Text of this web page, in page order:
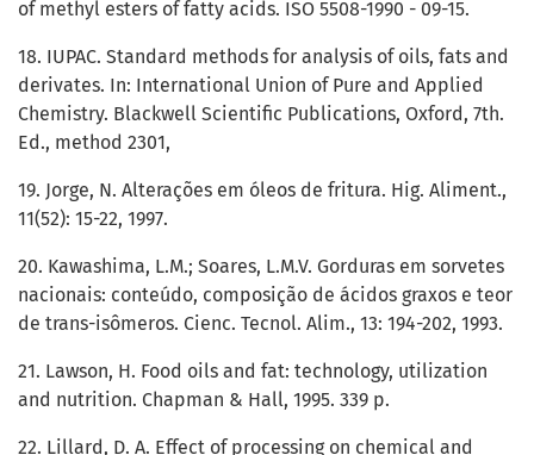
of methyl esters of fatty acids. ISO 5508-1990 - 09-15.
18. IUPAC. Standard methods for analysis of oils, fats and
derivates. In: International Union of Pure and Applied
Chemistry. Blackwell Scientific Publications, Oxford, 7th.
Ed., method 2301,
19. Jorge, N. Alterações em óleos de fritura. Hig. Aliment.,
11(52): 15-22, 1997.
20. Kawashima, L.M.; Soares, L.M.V. Gorduras em sorvetes
nacionais: conteúdo, composição de ácidos graxos e teor
de trans-isômeros. Cienc. Tecnol. Alim., 13: 194-202, 1993.
21. Lawson, H. Food oils and fat: technology, utilization
and nutrition. Chapman & Hall, 1995. 339 p.
22. Lillard, D. A. Effect of processing on chemical and